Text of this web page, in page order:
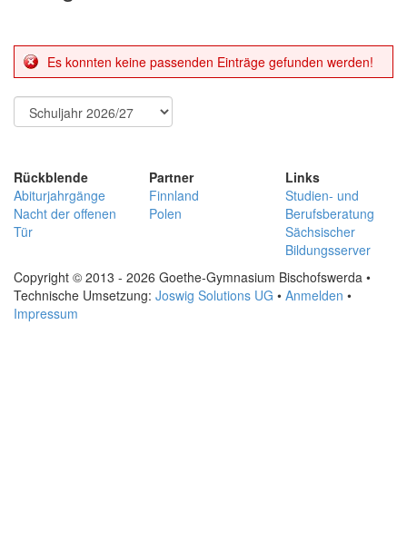
Es konnten keine passenden Einträge gefunden werden!
Rückblende
Abiturjahrgänge
Nacht der offenen
Tür
Partner
Finnland
Polen
Links
Studien- und
Berufsberatung
Sächsischer
Bildungsserver
Copyright © 2013 - 2026 Goethe-Gymnasium Bischofswerda •
Technische Umsetzung: Joswig Solutions UG • Anmelden •
Impressum